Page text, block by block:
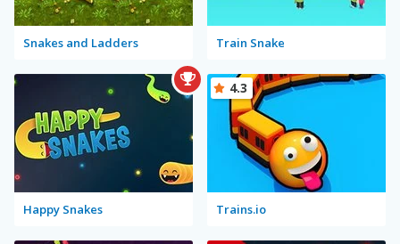
Snakes and Ladders Train Snake
Happy Snakes Trains.io
4.3